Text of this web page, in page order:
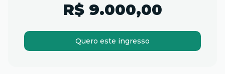
R$ 9.000,00
Quero este ingresso